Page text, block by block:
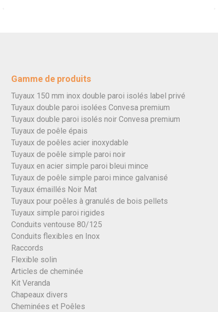
Gamme de produits
Tuyaux 150 mm inox double paroi isolés label privé
Tuyaux double paroi isolées Convesa premium
Tuyaux double paroi isolés noir Convesa premium
Tuyaux de poêle épais
Tuyaux de poêles acier inoxydable
Tuyaux de poêle simple paroi noir
Tuyaux en acier simple paroi bleui mince
Tuyaux de poêle simple paroi mince galvanisé
Tuyaux émaillés Noir Mat
Tuyaux pour poêles à granulés de bois pellets
Tuyaux simple paroi rigides
Conduits ventouse 80/125
Conduits flexibles en Inox
Raccords
Flexible solin
Articles de cheminée
Kit Veranda
Chapeaux divers
Cheminées et Poêles